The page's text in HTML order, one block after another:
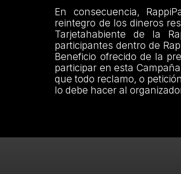
En consecuencia,
reintegro de los dineros
Tarjetahabiente de la
participantes dentro de
Beneficio ofrecido de la
participar en esta
que todo reclamo, o
lo debe hacer al